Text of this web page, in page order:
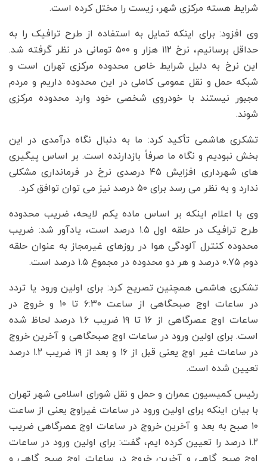
شرایط هسته مرکزی شهر، زیست را مختل کرده است.
وی افزود: برای اینکه تمایل به استفاده از طرح ترافیک را به
حداقل برسانیم، نرخ ۱۱۲ هزار و ۵۰۰ تومانی در نظر گرفته شد.
این نرخ به دلیل شرایط خاص محدوده مرکزی تهران است و
شبکه حمل و نقل عمومی کاملی در این محدوده داریم و مردم
مجبور نیستند با خودروی شخصی خود وارد محدوده مرکزی
شوند.
تشکری هاشمی تأکید کرد: ما به دنبال نگاه درآمدی در این
بخش نبودیم و نگاه ما صرفاً بازدارنده است. بر اساس پیگیری
های شهرداری افزایش ۴۵ درصدی نرخ در فرمانداری مشکلی
ندارد و به نظر می رسد برای ۵۰ درصد نیز می توان توافق کرد.
وی با اعلام اینکه بر اساس ماده یکم لایحه، ضریب محدوده
طرح ترافیک در حلقه اول ۱.۵ درصد است، یادآور شد: ضریب
محدوده کنترل آلودگی هوا در روزهای غیرمجاز به عنوان حلقه
دوم ۰.۷۵ درصد و هر دو محدوده در مجموع ۱.۵ درصد است.
تشکری هاشمی همچنین تصریح کرد: برای اولین ورود یا تردد
در ساعات اوج صبحگاهی از ساعت ۶:۳۰ تا ۱۰ و خروج در
ساعات اوج عصرگاهی از ۱۶ تا ۱۹ ضریب ۱.۶ درصد لحاظ شده
است. برای اولین ورود در ساعات اوج صبحگاهی و آخرین خروج
در ساعات غیر اوج یعنی قبل از ۱۶ و بعد از ۱۹ ضریب ۱.۲ درصد
تعیین شده است.
رئیس کمیسیون عمران و حمل و نقل شورای اسلامی شهر تهران
با بیان اینکه برای اولین ورود در ساعات غیراوج یعنی از ساعت
۱۰ صبح به بعد و آخرین خروج در ساعات اوج عصرگاهی ضریب
۱.۲ درصد را تعیین کرده ایم، گفت: برای اولین ورود در ساعات